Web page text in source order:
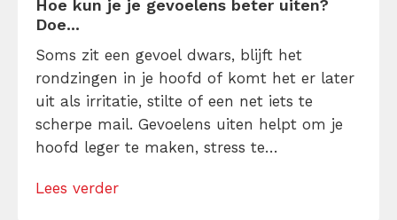
Hoe kun je je gevoelens beter uiten?
Doe...
Soms zit een gevoel dwars, blijft het
rondzingen in je hoofd of komt het er later
uit als irritatie, stilte of een net iets te
scherpe mail. Gevoelens uiten helpt om je
hoofd leger te maken, stress te
Maar hoe doe je dat zonder drama, verwijt
Lees verder